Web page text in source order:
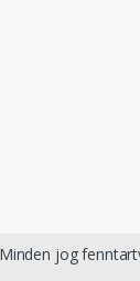
jog